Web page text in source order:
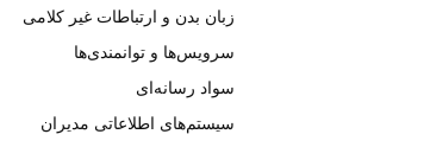
زبان بدن و ارتباطات غیر کلامی
سرویس‌ها و توانمندی‌ها
سواد رسانه‌ای
سیستم‌های اطلاعاتی مدیران